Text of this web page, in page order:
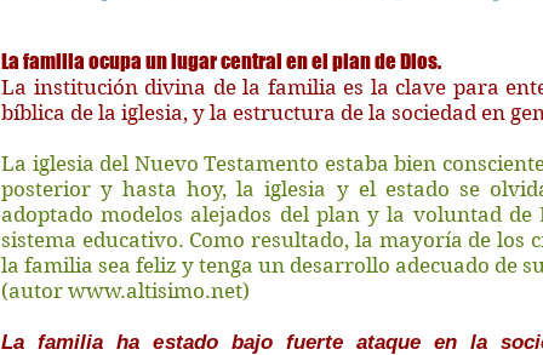
La familia ocupa un lugar central en el plan de Dios.
La institución divina de la familia es la clave para
bíblica de la iglesia, y la estructura de la sociedad en
La iglesia del Nuevo Testamento estaba bien
posterior y hasta hoy, la iglesia y el estado se
adoptado modelos alejados del plan y la voluntad
sistema educativo. Como resultado, la mayoría de
la familia sea feliz y tenga un desarrollo adecuado de
(autor www.altisimo.net)
La familia ha estado bajo fuerte ataque en la